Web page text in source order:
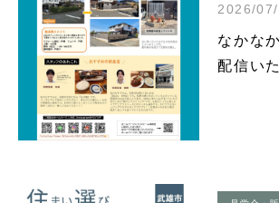
2026/
なかな
配信い